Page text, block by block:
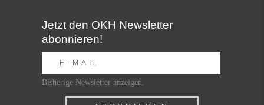
Jetzt den OKH Newsletter
abonnieren!
Bisherige Newsletter anzeigen.